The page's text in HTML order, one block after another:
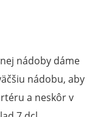
nádoby dáme
nádobu, aby
a neskôr v